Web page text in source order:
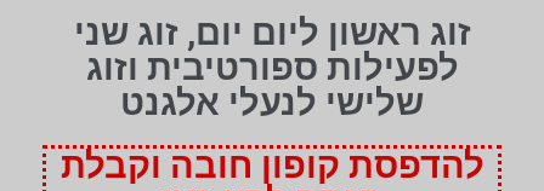
זוג ראשון ליום יום, זוג שני
לפעילות ספורטיבית וזוג
שלישי לנעלי אלגנט
להדפסת קופון חובה וקבלת